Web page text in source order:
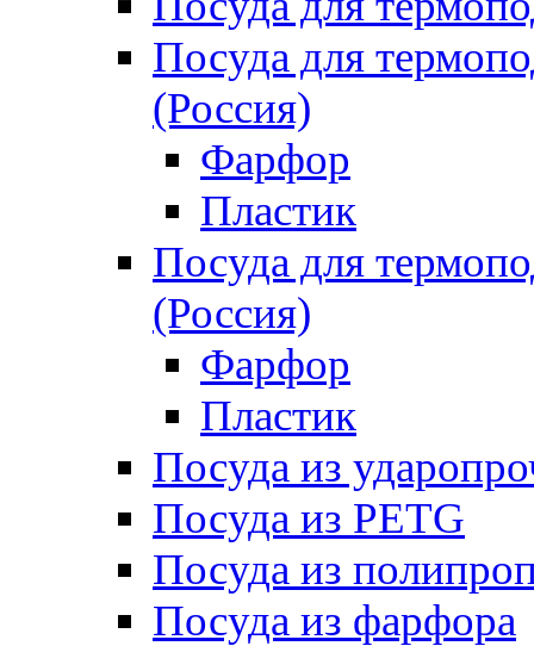
Посуда для
(Россия)
Фарфор
Пластик
Посуда для
(Россия)
Фарфор
Пластик
Посуда из
Посуда из PETG
Посуда из
Посуда из фарфора